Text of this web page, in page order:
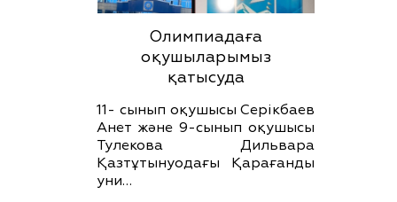
Олимпиадаға
оқушыларымыз
қатысуда
11- сынып оқушысы Серікбаев
Анет және 9-сынып оқушысы
Тулекова Дильвара
Қазтұтынуодағы Қарағанды
уни…